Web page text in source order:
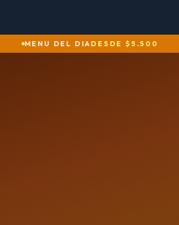
MENU DEL DIA DESDE $5.500